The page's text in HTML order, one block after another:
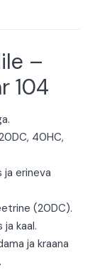
–
104
40HC,
ja erineva
(20DC).
kaal.
ja kraana